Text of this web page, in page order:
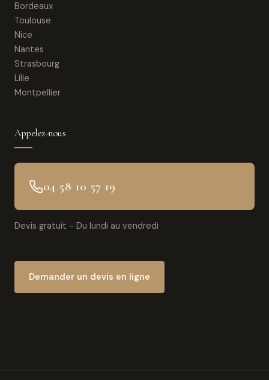
Bordeaux
Toulouse
Nice
Nantes
Strasbourg
Lille
Montpellier
Appelez-nous
04 58 10 57 19
Devis gratuit - Du lundi au vendredi
Demander un devis en ligne